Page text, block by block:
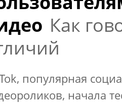
Как
популярная
начала